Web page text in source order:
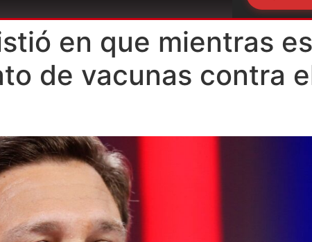
en que mientras
de vacunas contra